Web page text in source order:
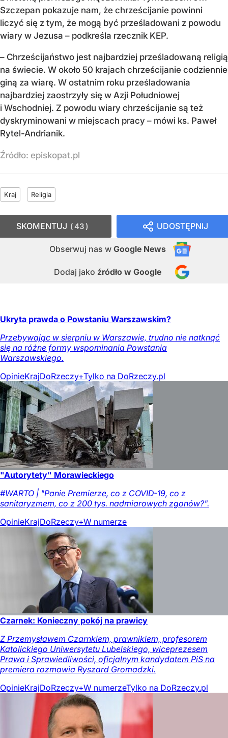
Szczepan pokazuje nam, że chrześcijanie powinni
liczyć się z tym, że mogą być prześladowani z powodu
wiary w Jezusa – podkreśla rzecznik KEP.
– Chrześcijaństwo jest najbardziej prześladowaną religią
na świecie. W około 50 krajach chrześcijanie codziennie
giną za wiarę. W ostatnim roku prześladowania
najbardziej zaostrzyły się w Azji Południowej
i Wschodniej. Z powodu wiary chrześcijanie są też
dyskryminowani w miejscach pracy – mówi ks. Paweł
Rytel-Andrianik.
Źródło: episkopat.pl
Kraj Religia
UDOSTĘPNIJ
Obserwuj nas w Google News
Dodaj jako źródło w Google
SKOMENTUJ 43
Ukryta prawda o Powstaniu Warszawskim?
Przebywając w sierpniu w Warszawie, trudno nie natknąć
się na różne formy wspominania Powstania
Warszawskiego.
OpinieKrajDoRzeczy+Tylko na DoRzeczy.pl
"Autorytety" Morawieckiego
#WARTO | "Panie Premierze, co z COVID-19, co z
sanitaryzmem, co z 200 tys. nadmiarowych zgonów?".
OpinieKrajDoRzeczy+W numerze
Czarnek: Konieczny pokój na prawicy
Z Przemysławem Czarnkiem, prawnikiem, profesorem
Katolickiego Uniwersytetu Lubelskiego, wiceprezesem
Prawa i Sprawiedliwości, oficjalnym kandydatem PiS na
premiera rozmawia Ryszard Gromadzki.
OpinieKrajDoRzeczy+W numerzeTylko na DoRzeczy.pl